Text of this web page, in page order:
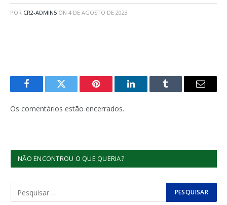
POR CR2-ADMIN5 ON 4 DE AGOSTO DE 2023
FacebookTwitter Pinterest LinkedInTumblr
E-
Os comentários estão encerrados.
NÃO ENCONTROU O QUE QUERIA?